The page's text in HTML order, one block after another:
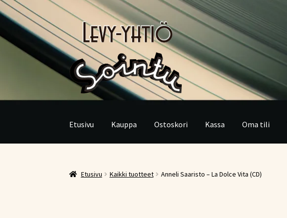
Siirry
navigointiin
Siirry
sisältöön
Etusivu Kauppa Ostoskori Kassa Oma tili
Etusivu Kaikki tuotteet Anneli Saaristo – La Dolce Vita (CD)